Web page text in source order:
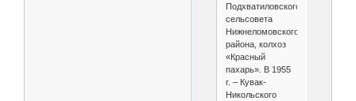
Подхватиловского
сельсовета
Нижнеломовского
района, колхоз
«Красный
пахарь». В 1955
г. – Кувак-
Никольского